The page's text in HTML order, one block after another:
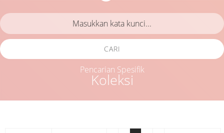
Koleksi
CARI
Pencarian Spesifik